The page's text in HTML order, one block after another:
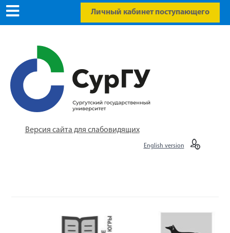
Личный кабинет поступающего
Версия сайта для слабовидящих
English version